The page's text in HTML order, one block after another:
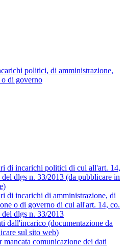
politici, di amministrazione,
di governo
di incarichi politici di cui all'art. 14,
del dlgs n. 33/2013 (da pubblicare in
di incarichi di amministrazione, di
o di governo di cui all'art. 14, co.
del dlgs n. 33/2013
dall'incarico (documentazione da
sul sito web)
mancata comunicazione dei dati